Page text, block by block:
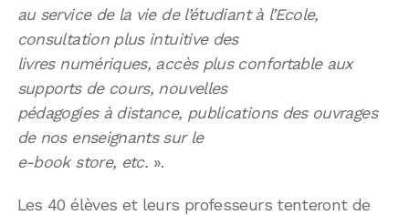
au service de la vie de l’étudiant à l’Ecole,
consultation plus intuitive des
livres numériques, accès plus confortable aux
supports de cours, nouvelles
pédagogies à distance, publications des ouvrages
de nos enseignants sur le
e-book store, etc. ».
Les 40 élèves et leurs professeurs tenteront de